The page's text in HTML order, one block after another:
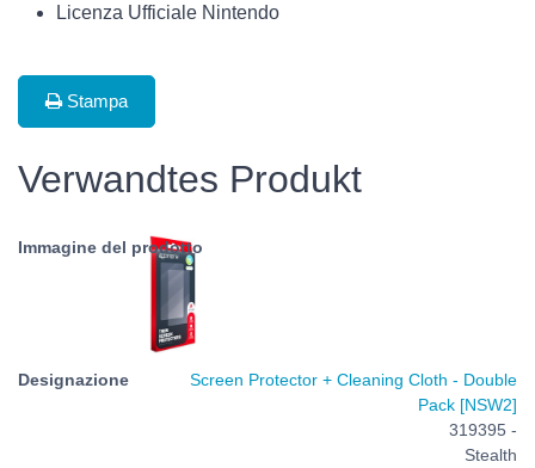
Licenza Ufficiale Nintendo
Stampa
Verwandtes Produkt
Screen Protector + Cleaning Cloth - Double
Pack [NSW2]
319395 -
Stealth